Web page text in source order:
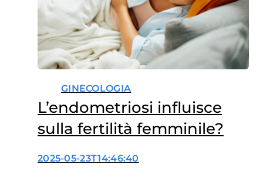
GINECOLOGIA
L’endometriosi influisce
sulla fertilità femminile?
2025-05-23T14:46:40